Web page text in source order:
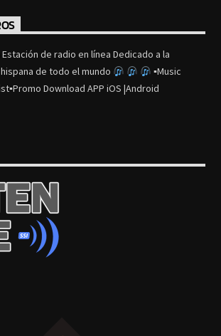
de radio en línea Dedicado a la
de todo el mundo
▪Music
Download APP iOS |Android